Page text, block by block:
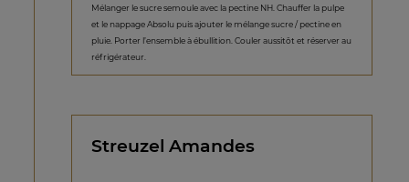
Mélanger le sucre semoule avec la pectine NH. Chauffer la pulpe
et le nappage Absolu puis ajouter le mélange sucre / pectine en
pluie. Porter l’ensemble à ébullition. Couler aussitôt et réserver au
réfrigérateur.
Streuzel Amandes